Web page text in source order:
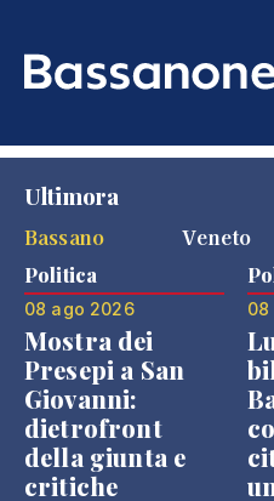
Ultimora
Bassano
Veneto
Politica
08 ago 2026
Mostra dei
Presepi a San
Giovanni:
dietrofront
della giunta e
critiche
08